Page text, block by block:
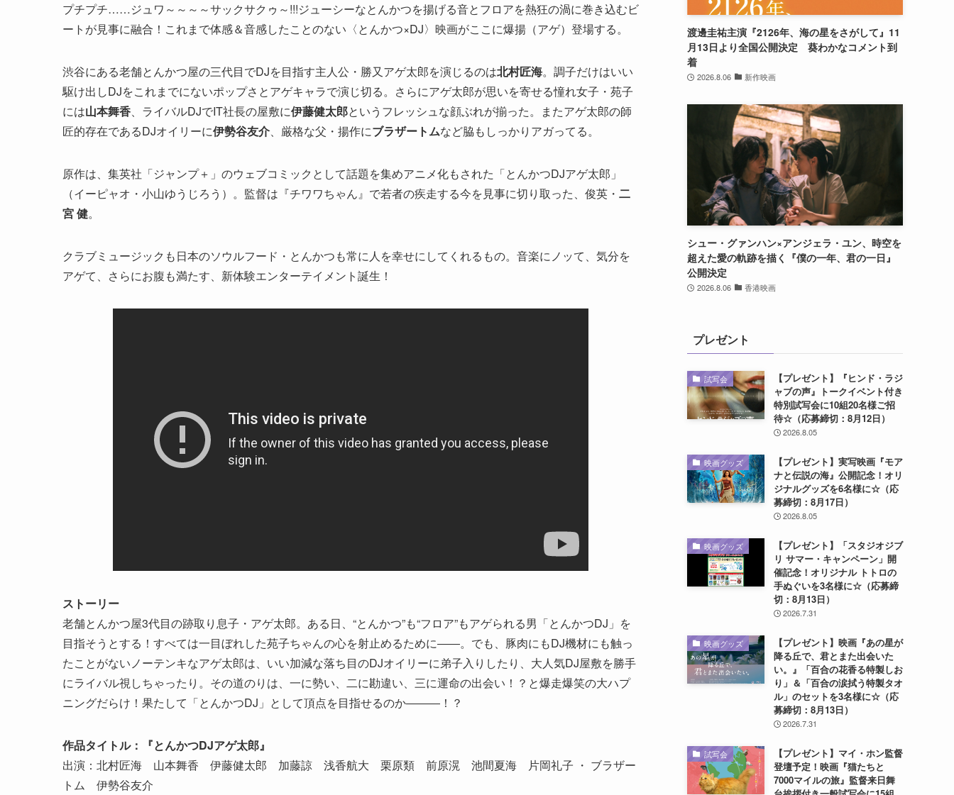
プチプチ……ジュワ～～～～サックサクゥ～!!!ジューシーなとんかつを揚げる音とフロアを熱狂の渦に巻き込むビ
ートが見事に融合！これまで体感＆音感したことのない〈とんかつ×DJ〉映画がここに爆揚（アゲ）登場する。
渋谷にある老舗とんかつ屋の三代目でDJを目指す主人公・勝又アゲ太郎を演じるのは北村匠海。調子だけはいい
駆け出しDJをこれまでにないポップさとアゲキャラで演じ切る。さらにアゲ太郎が思いを寄せる憧れ女子・苑子
には山本舞香、ライバルDJでIT社長の屋敷に伊藤健太郎というフレッシュな顔ぶれが揃った。またアゲ太郎の師
匠的存在であるDJオイリーに伊勢谷友介、厳格な父・揚作にブラザートムなど脇もしっかりアガってる。
原作は、集英社「ジャンプ＋」のウェブコミックとして話題を集めアニメ化もされた「とんかつDJアゲ太郎」
（イーピャオ・小山ゆうじろう）。監督は『チワワちゃん』で若者の疾走する今を見事に切り取った、俊英・ 二
宮 健。
クラブミュージックも日本のソウルフード・とんかつも常に人を幸せにしてくれるもの。音楽にノッて、気分を
アゲて、さらにお腹も満たす、新体験エンターテイメント誕生！
ストーリー
老舗とんかつ屋3代目の跡取り息子・アゲ太郎。ある日、“とんかつ”も“フロア”もアゲられる男「とんかつDJ」を
目指そうとする！すべては一目ぼれした苑子ちゃんの心を射止めるために――。でも、豚肉にもDJ機材にも触っ
たことがないノーテンキなアゲ太郎は、いい加減な落ち目のDJオイリーに弟子入りしたり、大人気DJ屋敷を勝手
にライバル視しちゃったり。その道のりは、一に勢い、二に勘違い、三に運命の出会い！？と爆走爆笑の大ハプ
ニングだらけ！果たして「とんかつDJ」として頂点を目指せるのか―――！？
作品タイトル：『とんかつDJアゲ太郎』
出演：北村匠海 山本舞香 伊藤健太郎 加藤諒 浅香航大 栗原類 前原滉 池間夏海 片岡礼子 ・ ブラザー
トム 伊勢谷友介
渡邊圭祐主演『2126年、海の星をさがして』11
月13日より全国公開決定 葵わかなコメント到
着
2026.8.06 新作映画
シュー・グァンハン×アンジェラ・ユン、時空を
超えた愛の軌跡を描く『僕の一年、君の一日』
公開決定
2026.8.06 香港映画
プレゼント
試写会
【プレゼント】『ヒンド・ラジ
ャブの声』トークイベント付き
特別試写会に10組20名様ご招
待☆（応募締切：8月12日）
2026.8.05
映画グッズ
【プレゼント】実写映画『モア
ナと伝説の海』公開記念！オリ
ジナルグッズを6名様に☆（応
募締切：8月17日）
2026.8.05
映画グッズ
【プレゼント】「スタジオジブ
リ サマー・キャンペーン」開
催記念！オリジナル トトロの
手ぬぐいを3名様に☆（応募締
切：8月13日）
2026.7.31
映画グッズ
【プレゼント】映画『あの星が
降る丘で、君とまた出会いた
い。』「百合の花香る特製しお
り」＆「百合の涙拭う特製タオ
ル」のセットを3名様に☆（応
募締切：8月13日）
2026.7.31
試写会
【プレゼント】マイ・ホン監督
登壇予定！映画『猫たちと
7000マイルの旅』監督来日舞